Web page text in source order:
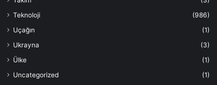
Teknoloji
(986)
Uçağın
(1)
Ukrayna
(3)
Ülke
(1)
Uncategorized
(1)